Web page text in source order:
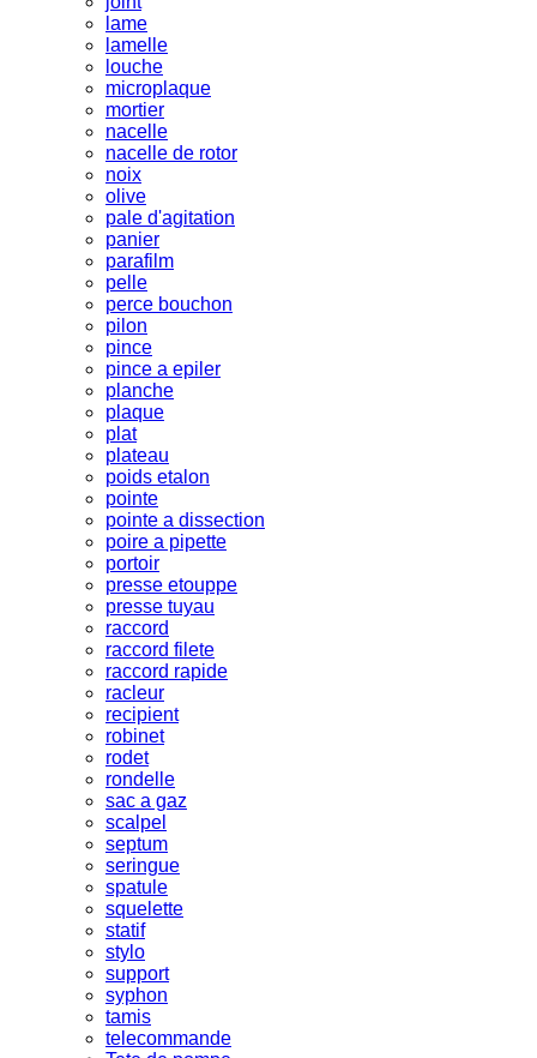
lame
lamelle
louche
microplaque
mortier
nacelle
nacelle de rotor
noix
olive
pale d'agitation
panier
parafilm
pelle
perce bouchon
pilon
pince
pince a epiler
planche
plaque
plat
plateau
poids etalon
pointe
pointe a dissection
poire a pipette
portoir
presse etouppe
presse tuyau
raccord
raccord filete
raccord rapide
racleur
recipient
robinet
rodet
rondelle
sac a gaz
scalpel
septum
seringue
spatule
squelette
statif
stylo
support
syphon
tamis
telecommande